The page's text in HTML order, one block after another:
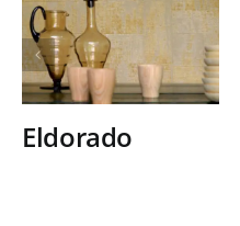
Eldorado